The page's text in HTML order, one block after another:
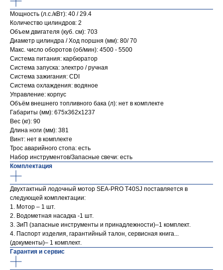
Мощность (л.с./кВт): 40 / 29.4
Количество цилиндров: 2
Объем двигателя (куб. см): 703
Диаметр цилиндра / Ход поршня (мм): 80/ 70
Макс. число оборотов (об/мин): 4500 - 5500
Система питания: карбюратор
Система запуска: электро / ручная
Система зажигания: CDI
Система охлаждения: водяное
Управление: корпус
Объём внешнего топливного бака (л): нет в комплекте
Габариты (мм): 675х362х1237
Вес (кг): 90
Длина ноги (мм): 381
Винт: нет в комплекте
Трос аварийного стопа: есть
Набор инструментов/Запасные свечи: есть
Комплектация
Двухтактный лодочный мотор SEA-PRO T40SJ поставляется в
следующей комплектации:
1. Мотор – 1 шт.
2. Водометная насадка -1 шт.
3. ЗиП (запасные инструменты и принадлежности)–1 комплект.
4. Паспорт изделия, гарантийный талон, сервисная книга...
(документы)– 1 комплект.
Гарантия и сервис